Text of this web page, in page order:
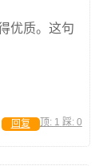
优质。这句
顶: 1 踩: 0
回复